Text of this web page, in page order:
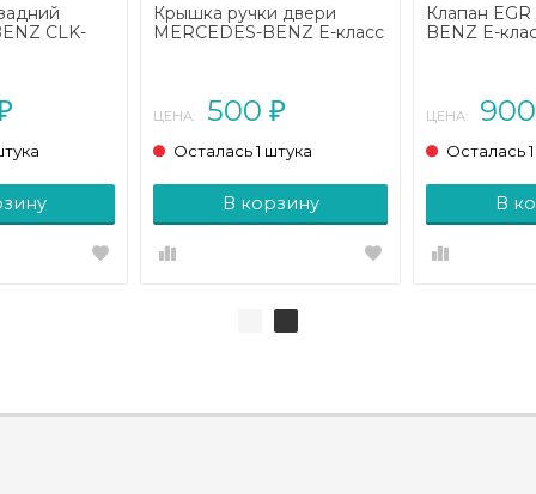
CLK-
Крышка ручки двери
MERCEDES-BENZ E-класс
ЦЕНА: 500 ₽
Осталась 1 штука
В корзину
Клапан
BENZ E-
ЦЕНА:
Осталась
В